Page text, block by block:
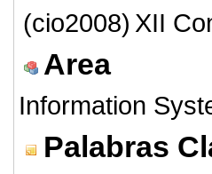
(cio2008) XII
Area
Information
Palabras